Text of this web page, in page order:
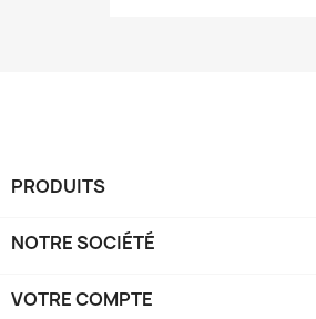
PRODUITS
NOTRE SOCIÉTÉ
VOTRE COMPTE